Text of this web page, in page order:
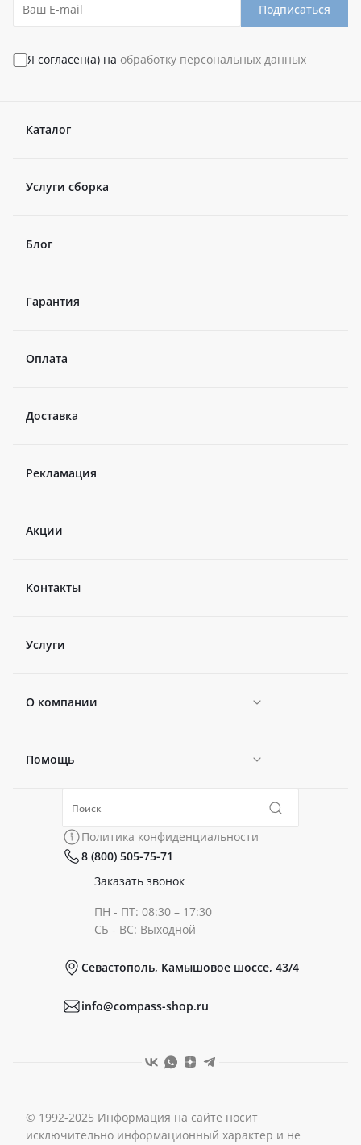
Подписаться
Я согласен(а) на обработку персональных данных
Каталог
Услуги сборка
Блог
Гарантия
Оплата
Доставка
Рекламация
Акции
Контакты
Услуги
О компании
Новости
Политика конфиденциальности
Помощь
Коллекции
Политика конфиденциальности
8 (800) 505-75-71
Заказать звонок
ПН - ПТ: 08:30 – 17:30
СБ - ВС: Выходной
Севастополь, Камышовое шоссе, 43/4
info@compass-shop.ru
© 1992-2025 Информация на сайте носит
исключительно информационный характер и не